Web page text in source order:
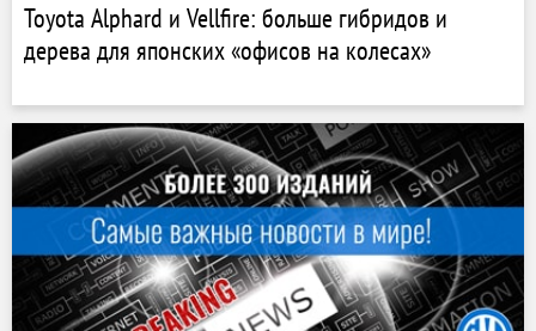
Toyota Alphard и Vellfire: больше гибридов и
дерева для японских «офисов на колесах»